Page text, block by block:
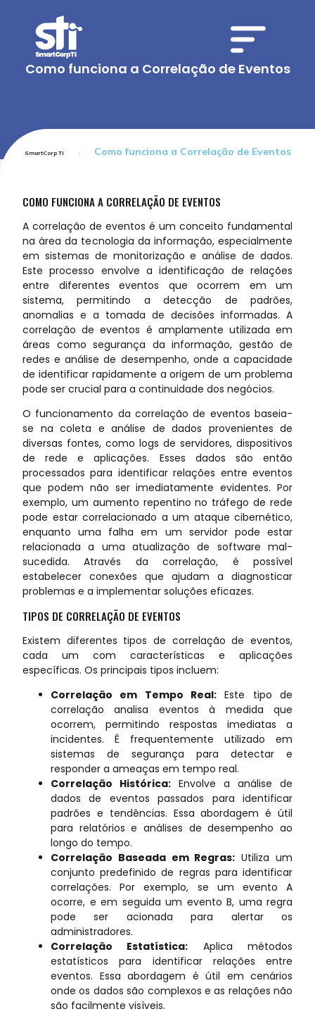
Como funciona a Correlação de Eventos
SmartCorp TI Como funciona a Correlação de Eventos
COMO FUNCIONA A CORRELAÇÃO DE EVENTOS
A correlação de eventos é um conceito fundamental
na área da tecnologia da informação, especialmente
em sistemas de monitorização e análise de dados.
Este processo envolve a identificação de relações
entre diferentes eventos que ocorrem em um
sistema, permitindo a detecção de padrões,
anomalias e a tomada de decisões informadas. A
correlação de eventos é amplamente utilizada em
áreas como segurança da informação, gestão de
redes e análise de desempenho, onde a capacidade
de identificar rapidamente a origem de um problema
pode ser crucial para a continuidade dos negócios.
O funcionamento da correlação de eventos baseia-
se na coleta e análise de dados provenientes de
diversas fontes, como logs de servidores, dispositivos
de rede e aplicações. Esses dados são então
processados para identificar relações entre eventos
que podem não ser imediatamente evidentes. Por
exemplo, um aumento repentino no tráfego de rede
pode estar correlacionado a um ataque cibernético,
enquanto uma falha em um servidor pode estar
relacionada a uma atualização de software mal-
sucedida. Através da correlação, é possível
estabelecer conexões que ajudam a diagnosticar
problemas e a implementar soluções eficazes.
TIPOS DE CORRELAÇÃO DE EVENTOS
Existem diferentes tipos de correlação de eventos,
cada um com características e aplicações
específicas. Os principais tipos incluem:
Correlação em Tempo Real: Este tipo de
correlação analisa eventos à medida que
ocorrem, permitindo respostas imediatas a
incidentes. É frequentemente utilizado em
sistemas de segurança para detectar e
responder a ameaças em tempo real.
Correlação Histórica: Envolve a análise de
dados de eventos passados para identificar
padrões e tendências. Essa abordagem é útil
para relatórios e análises de desempenho ao
longo do tempo.
Correlação Baseada em Regras: Utiliza um
conjunto predefinido de regras para identificar
correlações. Por exemplo, se um evento A
ocorre, e em seguida um evento B, uma regra
pode ser acionada para alertar os
administradores.
Correlação Estatística: Aplica métodos
estatísticos para identificar relações entre
eventos. Essa abordagem é útil em cenários
onde os dados são complexos e as relações não
são facilmente visíveis.